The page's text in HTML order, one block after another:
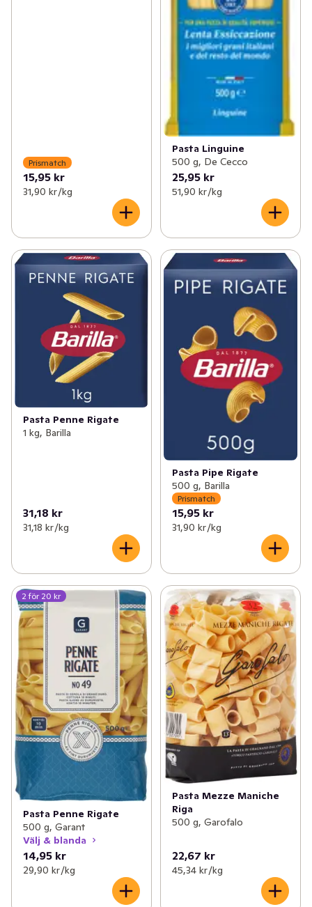
Prismatch
15,95 kr
31,90 kr /kg
Pasta Linguine
500 g, De Cecco
25,95 kr
51,90 kr /kg
Pasta Penne Rigate
1 kg, Barilla
31,18 kr
31,18 kr /kg
Pasta Pipe Rigate
500 g, Barilla
Prismatch
15,95 kr
31,90 kr /kg
2 för 20 kr
Pasta Penne Rigate
500 g, Garant
Välj & blanda
14,95 kr
29,90 kr /kg
Pasta Mezze Maniche
Riga
500 g, Garofalo
22,67 kr
45,34 kr /kg